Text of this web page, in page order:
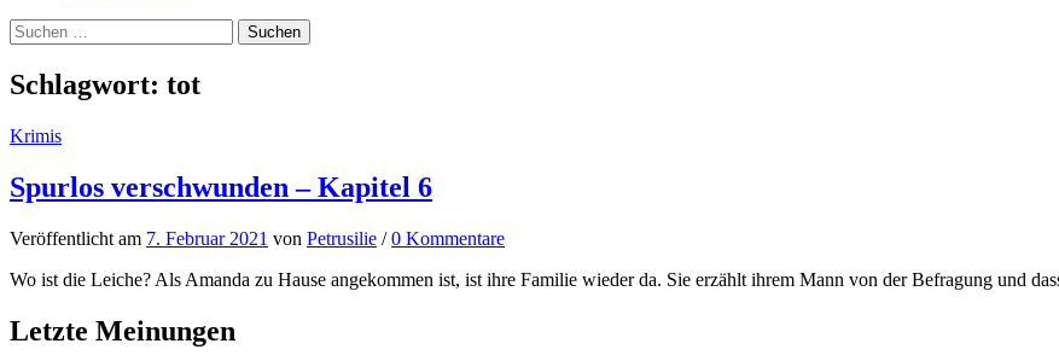
Suchen
nach:
Schlagwort: tot
Krimis
Spurlos verschwunden – Kapitel 6
Veröffentlicht am 7. Februar 2021 von Petrusilie /0 Kommentare
Wo ist die Leiche? Als Amanda zu Hause angekommen ist, ist ihre Familie wieder da. Sie erzählt ihrem Mann von der Befragung und
Letzte Meinungen